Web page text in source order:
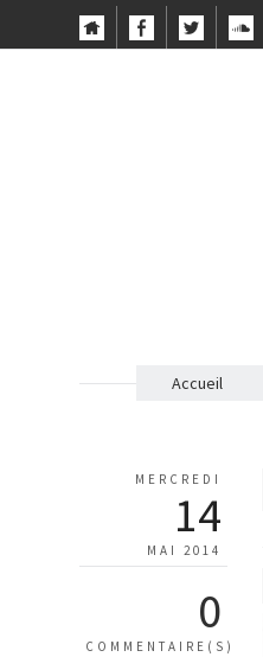
Accueil
MERCREDI
14
MAI 2014
0
COMMENTAIRE(S)